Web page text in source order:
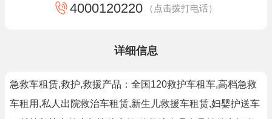
4000120220 （点击拨打电话）
详细信息
急救车租赁,救护,救援产品：全国120救护车租车,高档急救
车租用,私人出院救治车租赁,新生儿救援车租赁,妇婴护送车